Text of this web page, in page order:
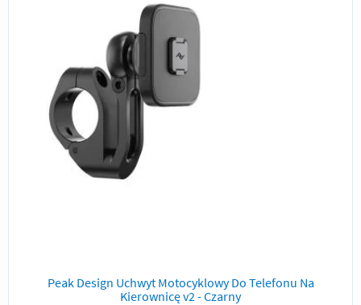
Peak Design Uchwyt Motocyklowy Do Telefonu Na
Kierownicę v2 - Czarny